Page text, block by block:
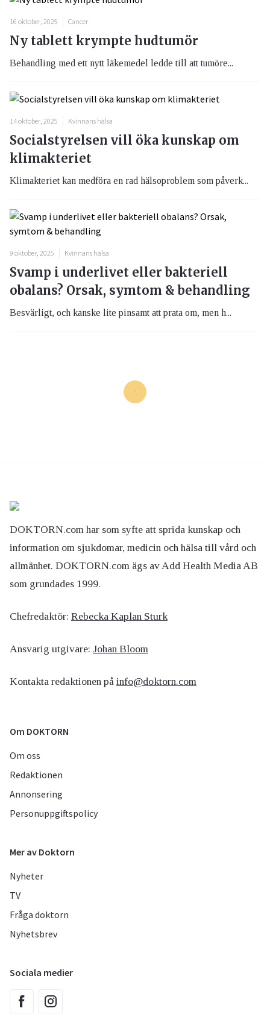
16 oktober, 2025 Cancer
Ny tablett krympte hudtumör
Behandling med ett nytt läkemedel ledde till att tumöre...
14 oktober, 2025 Kvinnans hälsa
Socialstyrelsen vill öka kunskap om
klimakteriet
Klimakteriet kan medföra en rad hälsoproblem som påverk...
9 oktober, 2025 Kvinnans hälsa
Svamp i underlivet eller bakteriell
obalans? Orsak, symtom & behandling
Besvärligt, och kanske lite pinsamt att prata om, men h...
DOKTORN.com har som syfte att sprida kunskap och
information om sjukdomar, medicin och hälsa till vård och
allmänhet. DOKTORN.com ägs av Add Health Media AB
som grundades 1999.
Chefredaktör: Rebecka Kaplan Sturk
Ansvarig utgivare: Johan Bloom
Kontakta redaktionen på info@doktorn.com
Om DOKTORN
Om oss
Redaktionen
Annonsering
Personuppgiftspolicy
Mer av Doktorn
Nyheter
TV
Fråga doktorn
Nyhetsbrev
Sociala medier